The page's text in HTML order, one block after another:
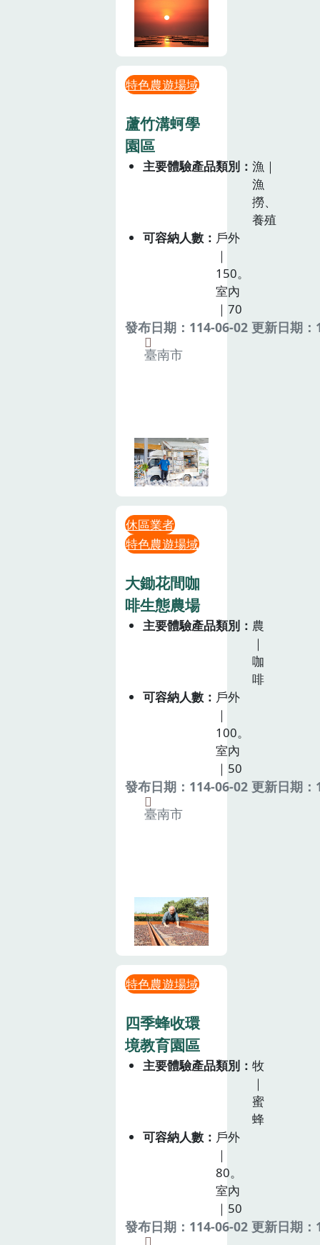
特色農遊場域
蘆竹溝蚵學
園區
主要體驗產品類別
漁｜
漁
撈、
養殖
可容納人數
戶外
｜
150。
室內
｜70
發布日期：114-06-02 更新日期
臺南市
休區業者
特色農遊場域
大鋤花間咖
啡生態農場
主要體驗產品類別
農
｜
咖
啡
可容納人數
戶外
｜
100。
室內
｜50
發布日期：114-06-02 更新日期
臺南市
特色農遊場域
四季蜂收環
境教育園區
主要體驗產品類別
牧
｜
蜜
蜂
可容納人數
戶外
｜
80。
室內
｜50
發布日期：114-06-02 更新日期